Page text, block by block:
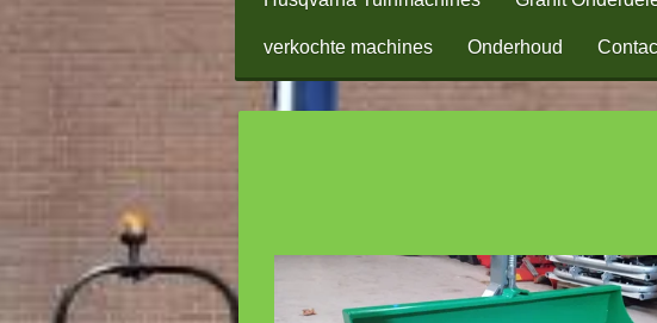
verkochte machines Onderhoud